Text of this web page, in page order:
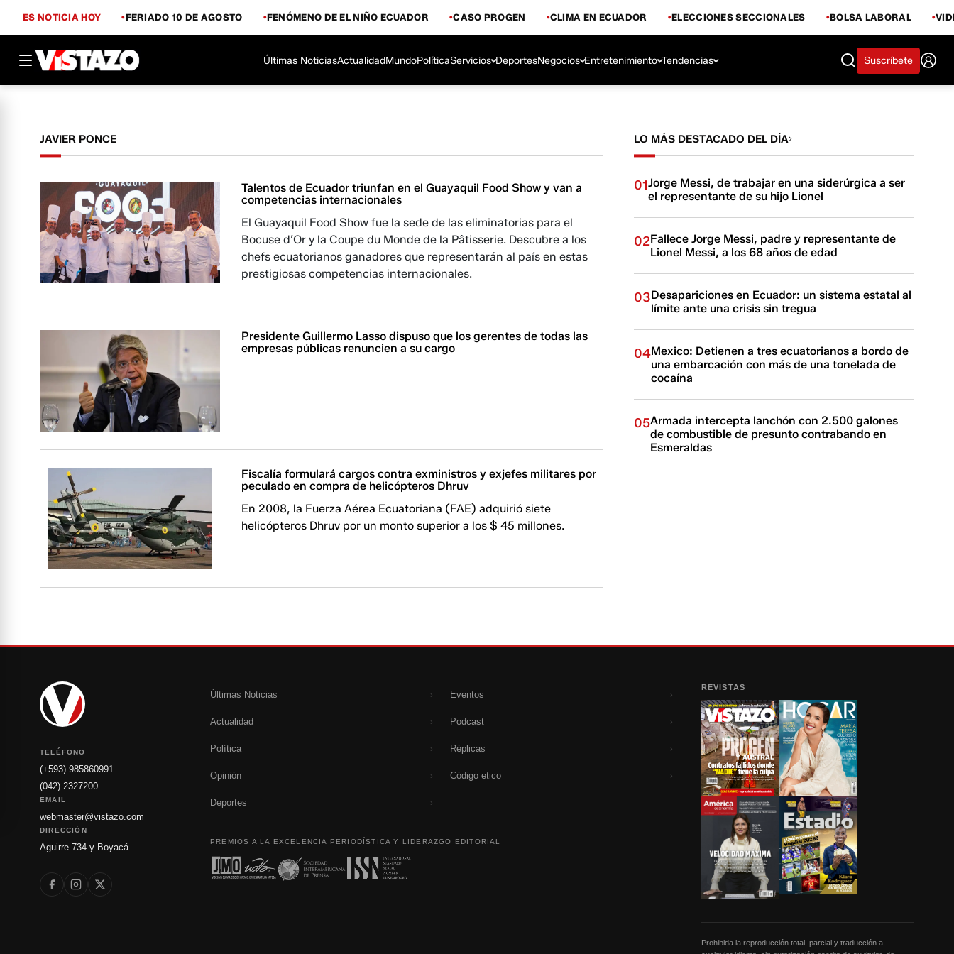
ES NOTICIA HOY FERIADO 10 DE AGOSTO FENÓMENO DE EL NIÑO ECUADOR CASO PROGEN CLIMA EN ECUADOR ELECCIONES SECCIONALES BOLSA LABORAL
Últimas NoticiasActualidadMundoPolíticaServicios DeportesNegocios Entretenimiento Tendencias Suscríbete
JAVIER PONCE
Talentos de Ecuador triunfan en el Guayaquil Food Show y van a
competencias internacionales
El Guayaquil Food Show fue la sede de las eliminatorias para el
Bocuse d’Or y la Coupe du Monde de la Pâtisserie. Descubre a los
chefs ecuatorianos ganadores que representarán al país en estas
prestigiosas competencias internacionales.
Presidente Guillermo Lasso dispuso que los gerentes de todas las
empresas públicas renuncien a su cargo
Fiscalía formulará cargos contra exministros y exjefes militares por
peculado en compra de helicópteros Dhruv
En 2008, la Fuerza Aérea Ecuatoriana (FAE) adquirió siete
helicópteros Dhruv por un monto superior a los $ 45 millones.
LO MÁS DESTACADO DEL DÍA
01Jorge Messi, de trabajar en una siderúrgica a ser
el representante de su hijo Lionel
02Fallece Jorge Messi, padre y representante de
Lionel Messi, a los 68 años de edad
03Desapariciones en Ecuador: un sistema estatal al
límite ante una crisis sin tregua
04Mexico: Detienen a tres ecuatorianos a bordo de
una embarcación con más de una tonelada de
cocaína
05Armada intercepta lanchón con 2.500 galones
de combustible de presunto contrabando en
Esmeraldas
TELÉFONO
(+593) 985860991
(042) 2327200
EMAIL
webmaster@vistazo.com
DIRECCIÓN
Aguirre 734 y Boyacá
Últimas Noticias ›
Actualidad ›
Política ›
Opinión ›
Deportes ›
Eventos ›
Podcast ›
Réplicas ›
Código etico ›
PREMIOS A LA EXCELENCIA PERIODÍSTICA Y LIDERAZGO EDITORIAL
REVISTAS
Prohibida la reproducción total, parcial y traducción a